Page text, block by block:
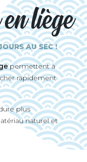
liège
AU SEC !
permettent à
rapidement
plus
naturel et